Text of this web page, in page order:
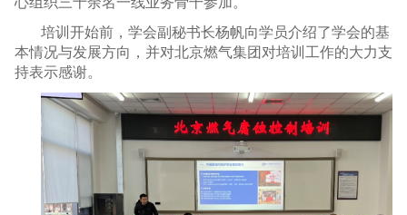
培训开始前，学会副秘书长杨帆向学员介绍了学会的基
本情况与发展方向，并对北京燃气集团对培训工作的大力支
持表示感谢。